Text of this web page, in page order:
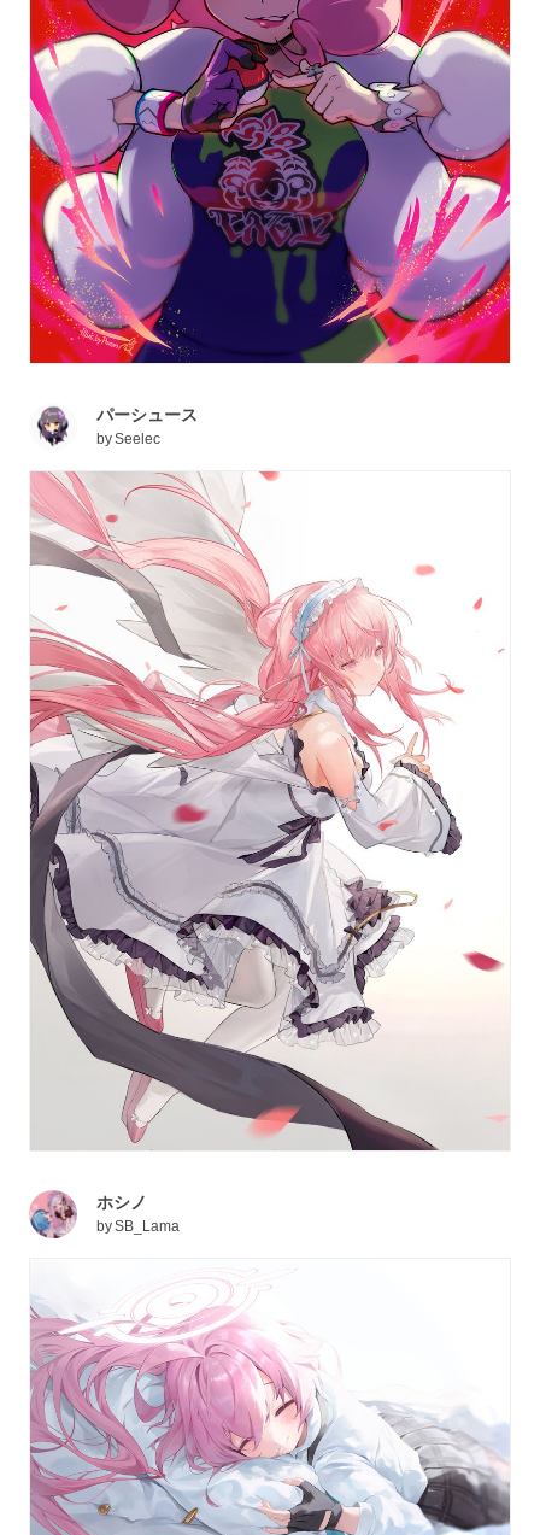
パーシュース
bySeelec
ホシノ
bySB_Lama